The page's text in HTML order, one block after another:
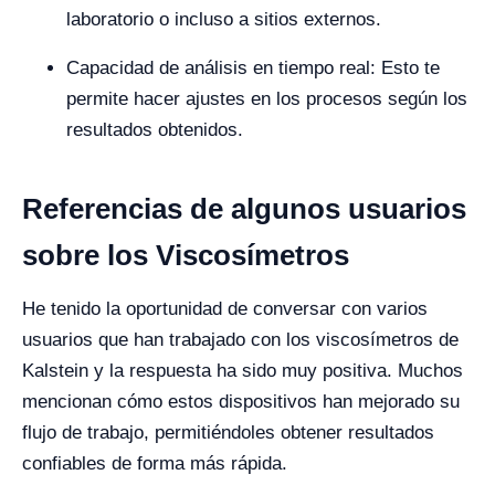
laboratorio o incluso a sitios externos.
Capacidad de análisis en tiempo real: Esto te
permite hacer ajustes en los procesos según los
resultados obtenidos.
Referencias de algunos usuarios
sobre los Viscosímetros
He tenido la oportunidad de conversar con varios
usuarios que han trabajado con los viscosímetros de
Kalstein y la respuesta ha sido muy positiva. Muchos
mencionan cómo estos dispositivos han mejorado su
flujo de trabajo, permitiéndoles obtener resultados
confiables de forma más rápida.